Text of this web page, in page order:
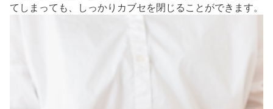
てしまっても、しっかりカブセを閉じることができます。